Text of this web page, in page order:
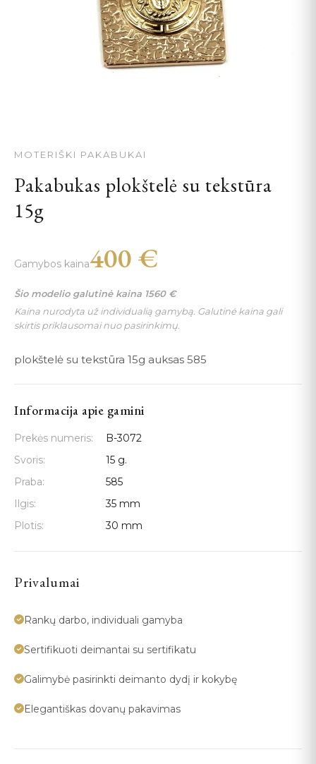
MOTERIŠKI PAKABUKAI
Pakabukas plokštelė su tekstūra
15g
Gamybos kaina400 €
Šio modelio galutinė kaina 1560 €
Kaina nurodyta už individualią gamybą. Galutinė kaina gali
skirtis priklausomai nuo pasirinkimų.
plokštelė su tekstūra 15g auksas 585
Informacija apie gamini
Prekės numeris:
B-3072
Svoris:
15 g.
Praba:
585
Ilgis:
35 mm
Plotis:
30 mm
Privalumai
Rankų darbo, individuali gamyba
Sertifikuoti deimantai su sertifikatu
Galimybė pasirinkti deimanto dydį ir kokybę
Elegantiškas dovanų pakavimas